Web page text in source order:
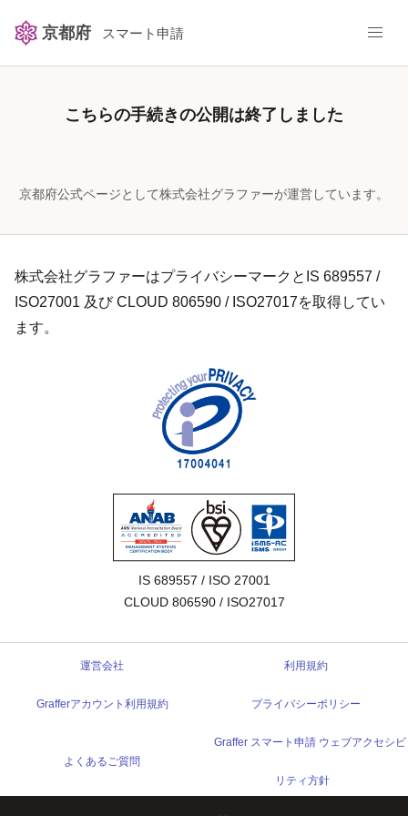
京都府 スマート申請
こちらの手続きの公開は終了しました
京都府公式ページとして株式会社グラファーが運営しています。
株式会社グラファーはプライバシーマークとIS 689557 /
ISO27001 及び CLOUD 806590 / ISO27017を取得してい
ます。
IS 689557 / ISO 27001
CLOUD 806590 / ISO27017
運営会社 利用規約
Grafferアカウント利用規約 プライバシーポリシー
よくあるご質問
Graffer スマート申請 ウェブアクセシビ
リティ方針